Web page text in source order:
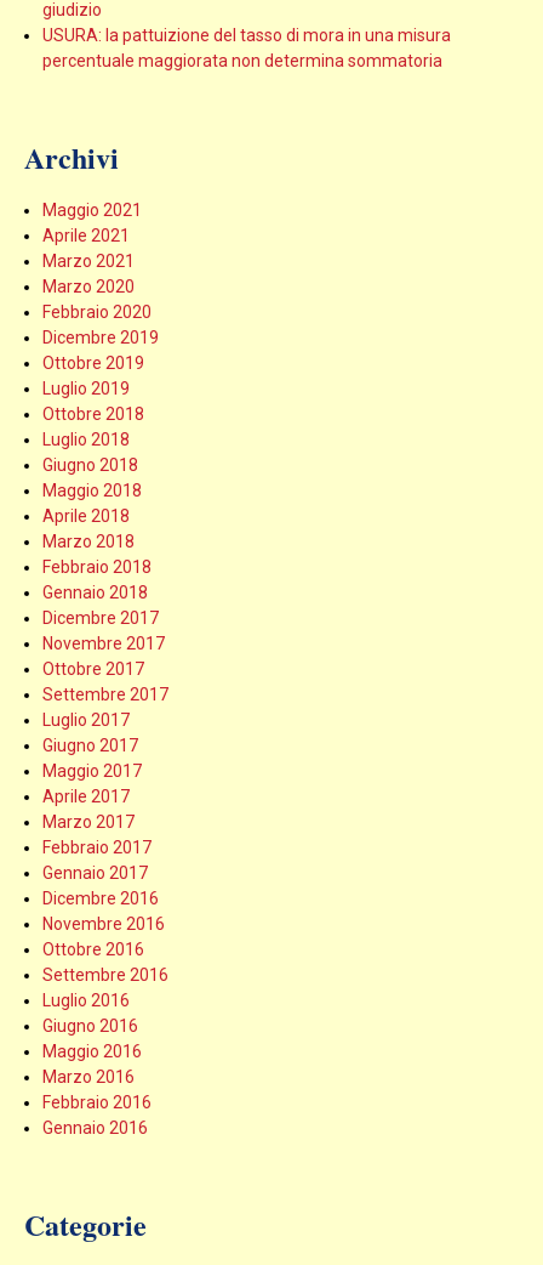
giudizio
USURA: la pattuizione del tasso di mora in una misura
percentuale maggiorata non determina sommatoria
Archivi
Maggio 2021
Aprile 2021
Marzo 2021
Marzo 2020
Febbraio 2020
Dicembre 2019
Ottobre 2019
Luglio 2019
Ottobre 2018
Luglio 2018
Giugno 2018
Maggio 2018
Aprile 2018
Marzo 2018
Febbraio 2018
Gennaio 2018
Dicembre 2017
Novembre 2017
Ottobre 2017
Settembre 2017
Luglio 2017
Giugno 2017
Maggio 2017
Aprile 2017
Marzo 2017
Febbraio 2017
Gennaio 2017
Dicembre 2016
Novembre 2016
Ottobre 2016
Settembre 2016
Luglio 2016
Giugno 2016
Maggio 2016
Marzo 2016
Febbraio 2016
Gennaio 2016
Categorie